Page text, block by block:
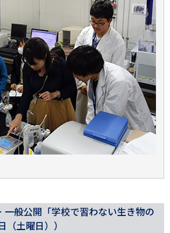
一般公開「学校で習わない生き物の
土曜日））